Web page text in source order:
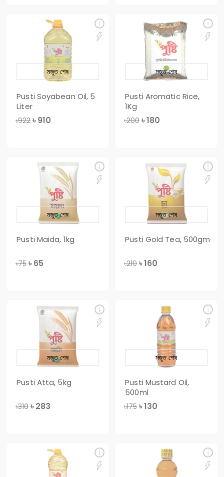
Pusti Soyabean Oil, 5
Liter
৳922 ৳ 910
মজুত শেষ
Pusti Aromatic Rice,
1Kg
৳200 ৳180
মজুত শেষ
Pusti Maida, 1kg
৳75 ৳ 65
মজুত শেষ
Pusti Gold Tea, 500gm
৳210 ৳160
মজুত শেষ
Pusti Atta, 5kg
৳310 ৳ 283
মজুত শেষ
Pusti Mustard Oil,
500ml
৳175 ৳130
মজুত শেষ